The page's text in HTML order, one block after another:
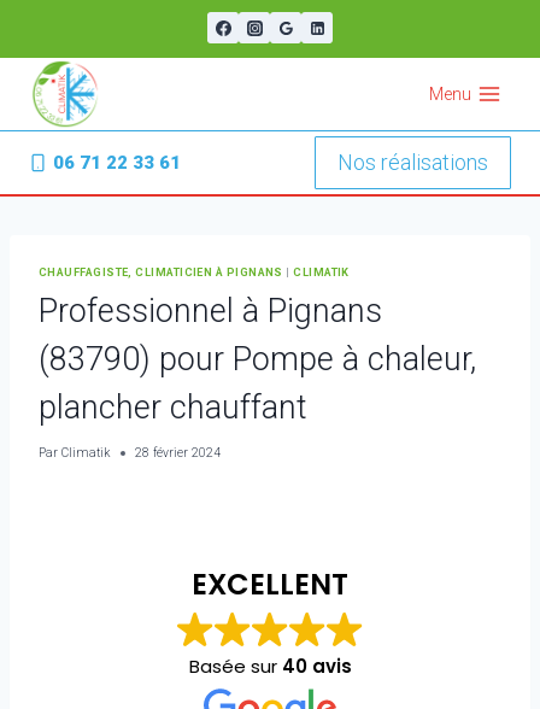
contenu
Menu
06 71 22 33 61 Nos réalisations
CHAUFFAGISTE, CLIMATICIEN À PIGNANS |CLIMATIK
Professionnel à Pignans
(83790) pour Pompe à chaleur,
plancher chauffant
Par Climatik 28 février 2024
EXCELLENT
Basée sur 40 avis